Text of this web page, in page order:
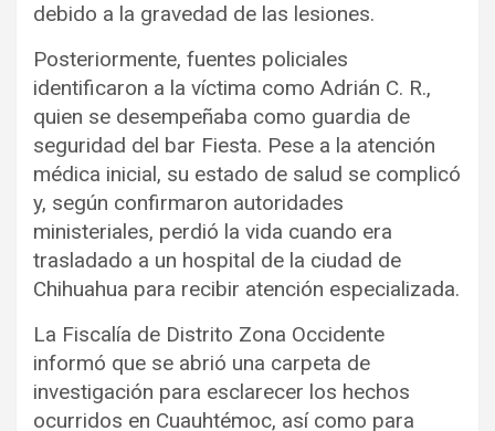
debido a la gravedad de las lesiones.
Posteriormente, fuentes policiales
identificaron a la víctima como Adrián C. R.,
quien se desempeñaba como guardia de
seguridad del bar Fiesta. Pese a la atención
médica inicial, su estado de salud se complicó
y, según confirmaron autoridades
ministeriales, perdió la vida cuando era
trasladado a un hospital de la ciudad de
Chihuahua para recibir atención especializada.
La Fiscalía de Distrito Zona Occidente
informó que se abrió una carpeta de
investigación para esclarecer los hechos
ocurridos en Cuauhtémoc, así como para